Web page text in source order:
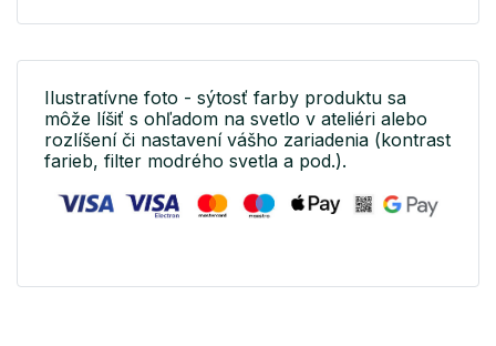
Ilustratívne foto - sýtosť farby produktu sa
môže líšiť s ohľadom na svetlo v ateliéri alebo
rozlíšení či nastavení vášho zariadenia (kontrast
farieb, filter modrého svetla a pod.).